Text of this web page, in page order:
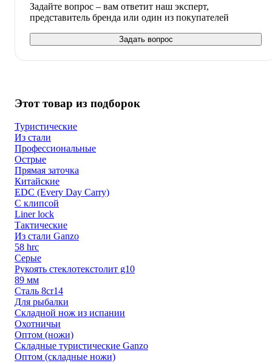
Задайте вопрос – вам ответит наш эксперт,
представитель бренда или один из покупателей
Задать вопрос
Этот товар из подборок
Туристические
Из стали
Профессиональные
Острые
Прямая заточка
Китайские
EDC (Every Day Carry)
C клипсой
Liner lock
Тактические
Из стали Ganzo
58 hrc
Серые
Рукоять стеклотекстолит g10
89 мм
Сталь 8cr14
Для рыбалки
Складной нож из испании
Охотничьи
Оптом (ножи)
Складные туристические Ganzo
Оптом (складные ножи)